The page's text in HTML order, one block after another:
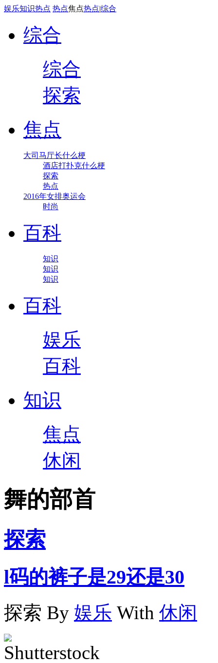
娱乐知识热点 热点焦点热点|综合
综合
综合
探索
焦点
大司马厅长什么梗
酒店打扑克什么梗
探索
热点
2016年女排奥运会
时尚
百科
知识
知识
知识
百科
娱乐
百科
知识
焦点
休闲
舞的部首
探索
l码的裤子是29还是30
探索 By 娱乐 With 休闲